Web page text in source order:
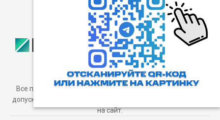
Пользовательское соглашение
Все права защищены. Любое использование материалов
допускается только с согласия редакции, а также с ссылкой
на сайт.